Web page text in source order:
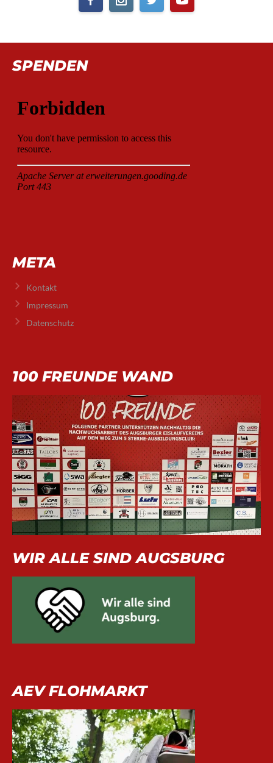
SPENDEN
META
Kontakt
Impressum
Datenschutz
100 FREUNDE WAND
WIR ALLE SIND AUGSBURG
AEV FLOHMARKT